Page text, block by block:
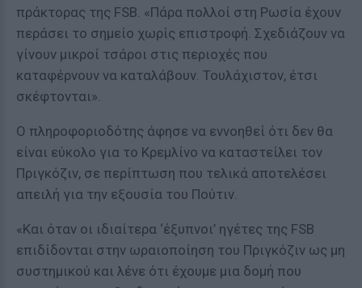
πράκτορας της FSB. «Πάρα πολλοί στη Ρωσία έχουν
περάσει το σημείο χωρίς επιστροφή. Σχεδιάζουν να
γίνουν μικροί τσάροι στις περιοχές που
καταφέρνουν να καταλάβουν. Τουλάχιστον, έτσι
σκέφτονται».
Ο πληροφοριοδότης άφησε να εννοηθεί ότι δεν θα
είναι εύκολο για το Κρεμλίνο να καταστείλει τον
Πριγκόζιν, σε περίπτωση που τελικά αποτελέσει
απειλή για την εξουσία του Πούτιν.
«Και όταν οι ιδιαίτερα ‘έξυπνοι’ ηγέτες της FSB
επιδίδονται στην ωραιοποίηση του Πριγκόζιν ως μη
συστημικού και λένε ότι έχουμε μια δομή που